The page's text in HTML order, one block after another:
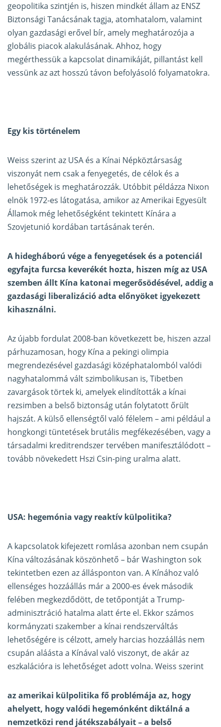
geopolitika szintjén is, hiszen mindkét állam az ENSZ
Biztonsági Tanácsának tagja, atomhatalom, valamint
olyan gazdasági erővel bír, amely meghatározója a
globális piacok alakulásának. Ahhoz, hogy
megérthessük a kapcsolat dinamikáját, pillantást kell
vessünk az azt hosszú távon befolyásoló folyamatokra.
Egy kis történelem
Weiss szerint az USA és a Kínai Népköztársaság
viszonyát nem csak a fenyegetés, de célok és a
lehetőségek is meghatározzák. Utóbbit példázza Nixon
elnök 1972-es látogatása, amikor az Amerikai Egyesült
Államok még lehetőségként tekintett Kínára a
Szovjetunió kordában tartásának terén.
A hidegháború vége a fenyegetések és a potenciál
egyfajta furcsa keverékét hozta, hiszen míg az USA
szemben állt Kína katonai megerősödésével, addig a
gazdasági liberalizáció adta előnyöket igyekezett
kihasználni.
Az újabb fordulat 2008-ban következett be, hiszen azzal
párhuzamosan, hogy Kína a pekingi olimpia
megrendezésével gazdasági középhatalomból valódi
nagyhatalommá vált szimbolikusan is, Tibetben
zavargások törtek ki, amelyek elindították a kínai
rezsimben a belső biztonság után folytatott őrült
hajszát. A külső ellenségtől való félelem – ami például a
hongkongi tüntetések brutális megfékezésében, vagy a
társadalmi kreditrendszer tervében manifesztálódott –
tovább növekedett Hszi Csin-ping uralma alatt.
USA: hegemónia vagy reaktív külpolitika?
A kapcsolatok kifejezett romlása azonban nem csupán
Kína változásának köszönhető – bár Washington sok
tekintetben ezen az állásponton van. A Kínához való
ellenséges hozzáállás már a 2000-es évek második
felében megkezdődött, de tetőpontját a Trump-
adminisztráció hatalma alatt érte el. Ekkor számos
kormányzati szakember a kínai rendszerváltás
lehetőségére is célzott, amely harcias hozzáállás nem
csupán aláásta a Kínával való viszonyt, de akár az
eszkalációra is lehetőséget adott volna. Weiss szerint
az amerikai külpolitika fő problémája az, hogy
ahelyett, hogy valódi hegemónként diktálná a
nemzetközi rend játékszabályait – a belső